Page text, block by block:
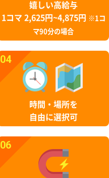
嬉しい高給与
1コマ 2,625円~4,875円
※1コ
マ90分の場合
04
時間・場所を
自由に選択可
06